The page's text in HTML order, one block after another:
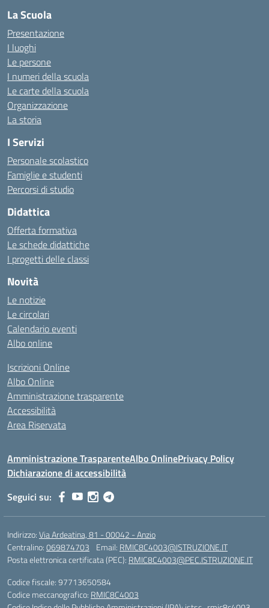
La Scuola
Presentazione
I luoghi
Le persone
I numeri della scuola
Le carte della scuola
Organizzazione
La storia
I Servizi
Personale scolastico
Famiglie e studenti
Percorsi di studio
Didattica
Offerta formativa
Le schede didattiche
I progetti delle classi
Novità
Le notizie
Le circolari
Calendario eventi
Albo online
Iscrizioni Online
Albo Online
Amministrazione trasparente
Accessibilità
Area Riservata
Amministrazione TrasparenteAlbo OnlinePrivacy Policy
Dichiarazione di accessibilità
Seguici su:
Indirizzo:Via Ardeatina, 81 - 00042 - Anzio
Centralino:069874703 Email: RMIC8C4003@ISTRUZIONE.IT
Posta elettronica certificata (PEC): RMIC8C4003@PEC.ISTRUZIONE.IT
Codice fiscale: 97713650584
Codice meccanografico: RMIC8C4003